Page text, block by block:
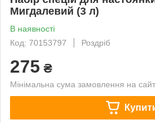
Мигдалевий (3 л)
В наявності
Код: 70153797
Роздріб
275 ₴
Мінімальна сума замовлення на